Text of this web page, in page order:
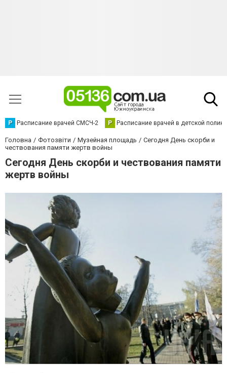
Р Расписание врачей СМСЧ-2 Р Расписание врачей в детской
Головна Фотозвіти Музейная площадь
Сегодня День скорби и
чествования памяти жертв войны
Сегодня День скорби и чествования памяти
жертв войны